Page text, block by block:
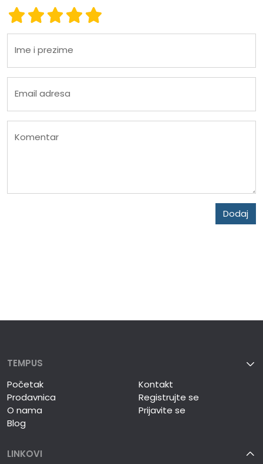
Ocena 5
Ocena 4
Ocena 3
Ocena 2
Ocena 1
Ime i prezime
Email adresa
Komentar
Dodaj
TEMPUS
Početak
Prodavnica
O nama
Blog
Kontakt
Registrujte se
Prijavite se
LINKOVI